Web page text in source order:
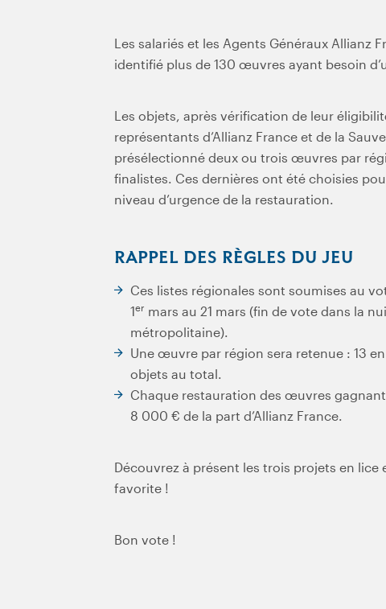
Les salariés et les Agents Généraux Allianz
identifié plus de 130 œuvres ayant besoin
Les objets, après vérification de leur
représentants d’Allianz France et de la
présélectionné deux ou trois œuvres par
finalistes. Ces dernières ont été choisies
niveau d’urgence de la restauration.
RAPPEL DES RÈGLES DU JEU
Ces listes régionales sont soumises au
1er mars au 21 mars (fin de vote dans la
métropolitaine).
Une œuvre par région sera retenue : 13
objets au total.
Chaque restauration des œuvres
8 000 € de la part d’Allianz France.
Découvrez à présent les trois projets en
favorite !
Bon vote !